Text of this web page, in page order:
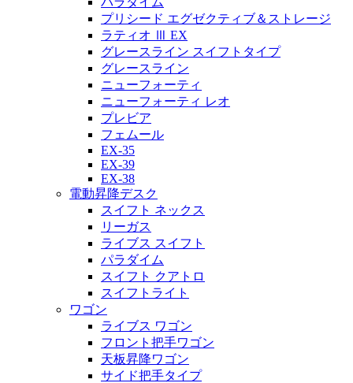
プリシード エグゼクティブ＆ストレージ
ラティオ Ⅲ EX
グレースライン スイフトタイプ
グレースライン
ニューフォーティ
ニューフォーティ レオ
プレビア
フェムール
EX-35
EX-39
EX-38
電動昇降デスク
スイフト ネックス
リーガス
ライブス スイフト
パラダイム
スイフト クアトロ
スイフトライト
ワゴン
ライブス ワゴン
フロント把手ワゴン
天板昇降ワゴン
サイド把手タイプ